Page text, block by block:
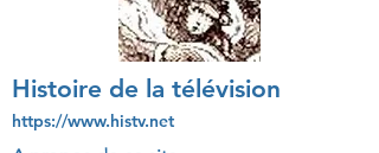
Histoire de la télévision
https://www.histv.net